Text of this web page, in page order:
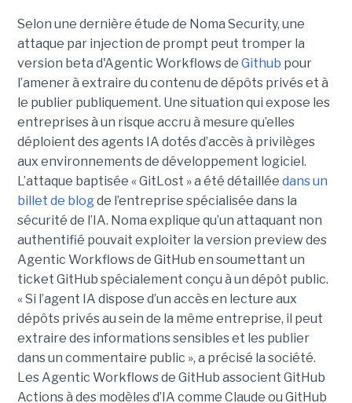
Selon une dernière étude de Noma Security, une
attaque par injection de prompt peut tromper la
version beta d'Agentic Workflows de Github pour
l’amener à extraire du contenu de dépôts privés et à
le publier publiquement. Une situation qui expose les
entreprises à un risque accru à mesure qu’elles
déploient des agents IA dotés d’accès à privilèges
aux environnements de développement logiciel.
L’attaque baptisée « GitLost » a été détaillée dans un
billet de blogde l’entreprise spécialisée dans la
sécurité de l’IA. Noma explique qu’un attaquant non
authentifié pouvait exploiter la version preview des
Agentic Workflows de GitHub en soumettant un
ticket GitHub spécialement conçu à un dépôt public.
« Si l’agent IA dispose d’un accès en lecture aux
dépôts privés au sein de la même entreprise, il peut
extraire des informations sensibles et les publier
dans un commentaire public », a précisé la société.
Les Agentic Workflows de GitHub associent GitHub
Actions à des modèles d’IA comme Claude ou GitHub